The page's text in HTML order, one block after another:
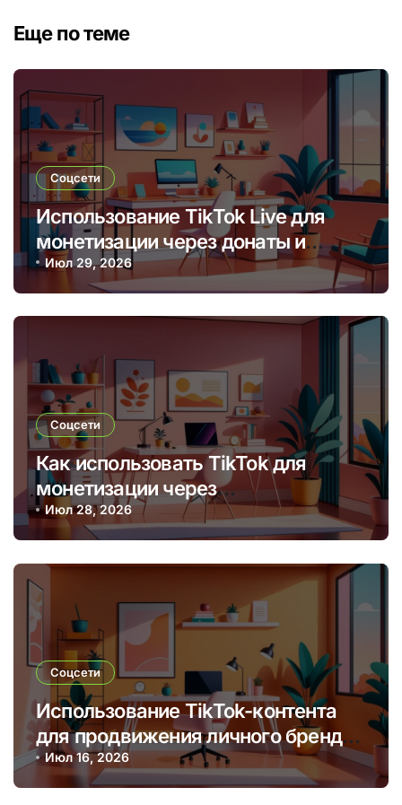
Еще по теме
Соцсети
Использование TikTok Live для
монетизации через донаты и
платные подписки
Июл 29, 2026
Соцсети
Как использовать TikTok для
монетизации через
брендированные видео и
партнерские программы
Июл 28, 2026
Соцсети
Использование TikTok-контента
для продвижения личного бренда
и монетизации через творчество
Июл 16, 2026